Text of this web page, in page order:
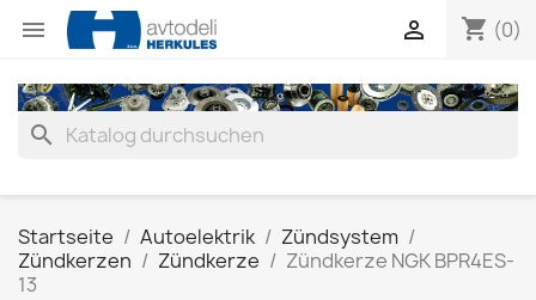
 shopping_cart (0)

search
Startseite Autoelektrik
Zündsystem
Zündkerzen
Zündkerze
Zündkerze NGK BPR4ES-
13